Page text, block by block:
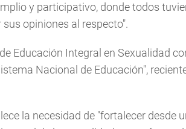
y participativo, donde todos
opiniones al respecto".
Educación Integral en Sexualidad
Nacional de Educación",
la necesidad de "fortalecer desde